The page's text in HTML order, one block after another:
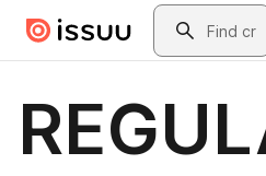
Skip to main contentSearch